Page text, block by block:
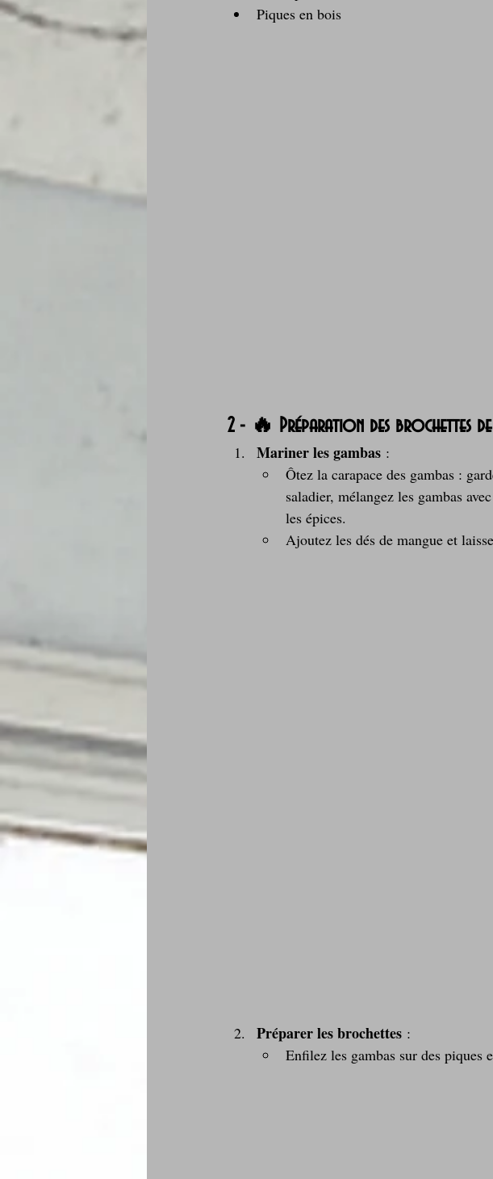
Piques en bois
2 - 🔥 Préparation des brochettes de
Mariner les gambas :
Ôtez la carapace des gambas :
saladier, mélangez les gambas
les épices.
Ajoutez les dés de mangue et
Préparer les brochettes :
Enfilez les gambas sur des piques